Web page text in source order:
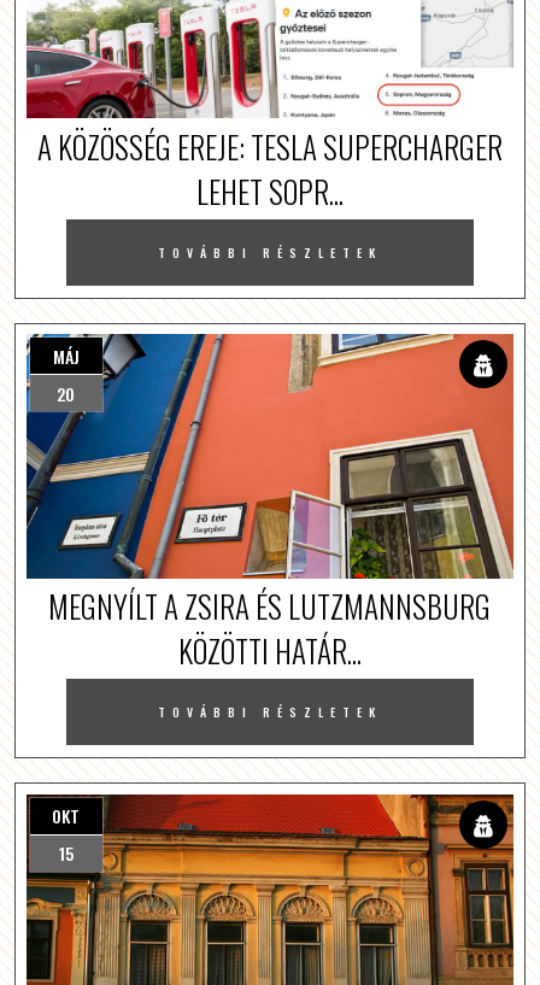
A KÖZÖSSÉG EREJE: TESLA SUPERCHARGER
LEHET SOPR...
TOVÁBBI RÉSZLETEK
MÁJ
20
MEGNYÍLT A ZSIRA ÉS LUTZMANNSBURG
KÖZÖTTI HATÁR...
TOVÁBBI RÉSZLETEK
OKT
15